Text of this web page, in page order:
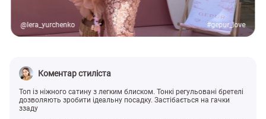
@lera_yurchenko #gepur_love
Коментар стиліста
Топ із ніжного сатину з легким блиском. Тонкі регульовані бретелі
дозволяють зробити ідеальну посадку. Застібається на гачки
ззаду